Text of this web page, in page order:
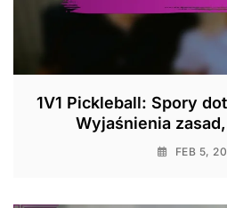
1V1 Pickleball: Spory
Wyjaśnienia
FEB 5,